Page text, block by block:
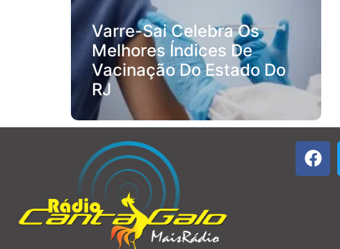
Varre-Sai Celebra Os
Melhores Índices De
Vacinação Do Estado Do
RJ